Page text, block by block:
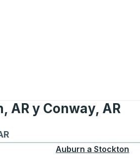
AR y Conway, AR
Auburn, ARa Conway, AR
Auburn a Stockton